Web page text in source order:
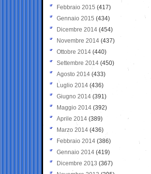
Febbraio 2015 (417)
Gennaio 2015 (434)
Dicembre 2014 (454)
Novembre 2014 (437)
Ottobre 2014 (440)
Settembre 2014 (450)
Agosto 2014 (433)
Luglio 2014 (436)
Giugno 2014 (391)
Maggio 2014 (392)
Aprile 2014 (389)
Marzo 2014 (436)
Febbraio 2014 (386)
Gennaio 2014 (419)
Dicembre 2013 (367)